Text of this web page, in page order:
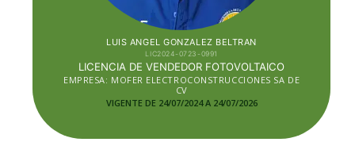
LUIS ANGEL GONZALEZ BELTRAN
LIC2024-0723-0991
LICENCIA DE VENDEDOR FOTOVOLTAICO
EMPRESA: MOFER ELECTROCONSTRUCCIONES SA DE
CV
VIGENTE DE 24/07/2024 A 24/07/2026